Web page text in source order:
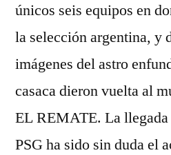
únicos seis equipos en
la selección argentina, y
imágenes del astro
casaca dieron vuelta al
EL REMATE. La
PSG ha sido sin duda el